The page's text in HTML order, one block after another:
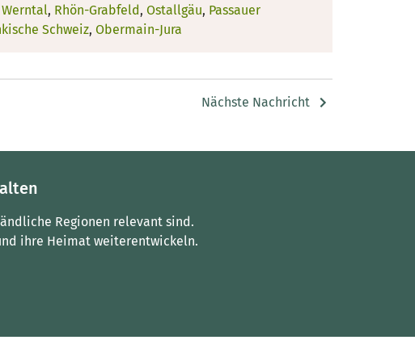
, Rhön-Grabfeld, Ostallgäu, Passauer
Schweiz, Obermain-Jura
Nächste Nachricht
Regionen relevant sind.
ihre Heimat weiterentwickeln.